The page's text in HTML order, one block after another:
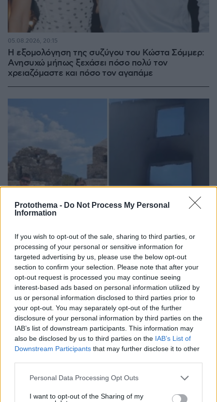
Protothema - Do Not Process My Personal
Information
If you wish to opt-out of the sale, sharing to third parties, or
processing of your personal or sensitive information for
targeted advertising by us, please use the below opt-out
section to confirm your selection. Please note that after your
opt-out request is processed you may continue seeing
interest-based ads based on personal information utilized by
us or personal information disclosed to third parties prior to
your opt-out. You may separately opt-out of the further
disclosure of your personal information by third parties on the
IAB’s list of downstream participants. This information may
also be disclosed by us to third parties on the IAB’s List of
Downstream Participants that may further disclose it to other
Please note that this website/app uses one or more Google
not limited to your visit or usage behaviour. You may click to
Personal Data Processing Opt Outs
I want to opt-out of the Sharing of my
Η εξομολόγηση της συζύγου του Κώστα Σόμμερ:
Ανησυχώ μήπως ξεχάσει πόσο πολύ τον
χρειαζόμαστε και πόσο τον αγαπάμε
05.08.2026, 20:15
Ζευγάρι Βρετανών με 3 παιδιά πούλησαν τα πάντα
για να αγοράσουν σπίτι στην Αιγιάλεια,
καταστράφηκε από την πυρκαγιά λίγο πριν
μετακομίσουν, φωτογραφίες
05.08.2026, 19:53
Δείτε βίντεο: Υποψήφιος
προκαλεί βρίζοντας γυναίκες, πέφτει